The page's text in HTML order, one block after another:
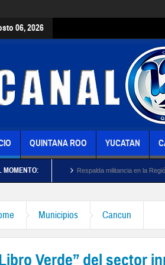
06, 2026
QUINTANA ROO YUCATAN
MOMENTO:
Respalda militancia en la Región 227 el llamado a
Municipios Cancun
Verde” del sector